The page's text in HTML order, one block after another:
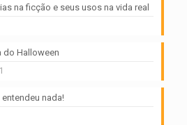
na ficção e seus usos na vida real
do Halloween
nada!